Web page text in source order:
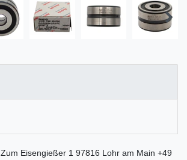
Zum Eisengießer 1 97816 Lohr am Main +49